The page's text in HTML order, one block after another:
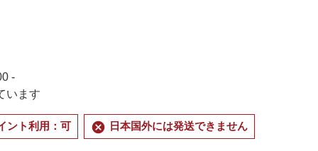
-
います
ント利用：可 cancel 日本国外には発送できません